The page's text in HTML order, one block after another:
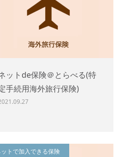
ットde保険＠とらべる(特
手続用海外旅行保険)
ットで加入できる保険